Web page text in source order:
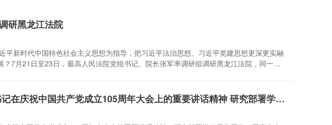
研黑龙江法院
新时代中国特色社会主义思想为指导，把习近平法治思想、习近平党建思想更深更实融
7月21日至23日，最高人民法院党组书记、院长张军率调研组调研黑龙江法院，同一线
国家安全部党委召开专题会议 传达学习习近平总书记在庆祝中国共产党成立105周年大会上的重要讲话精神 研究部署学习贯彻工作